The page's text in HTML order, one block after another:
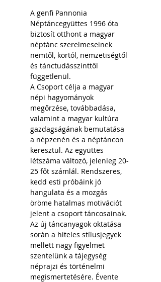
A genfi Pannonia
Néptáncegyüttes 1996 óta
biztosít otthont a magyar
néptánc szerelmeseinek
nemtől, kortól, nemzetiségtől
és tánctudásszinttől
függetlenül.
A Csoport célja a magyar
népi hagyományok
megőrzése, továbbadása,
valamint a magyar kultúra
gazdagságának bemutatása
a népzenén és a néptáncon
keresztül. Az együttes
létszáma változó, jelenleg 20-
25 főt számlál. Rendszeres,
kedd esti próbáink jó
hangulata és a mozgás
öröme hatalmas motivációt
jelent a csoport táncosainak.
Az új táncanyagok oktatása
során a hiteles stílusjegyek
mellett nagy figyelmet
szentelünk a tájegység
néprajzi és történelmi
megismertetésére. Évente